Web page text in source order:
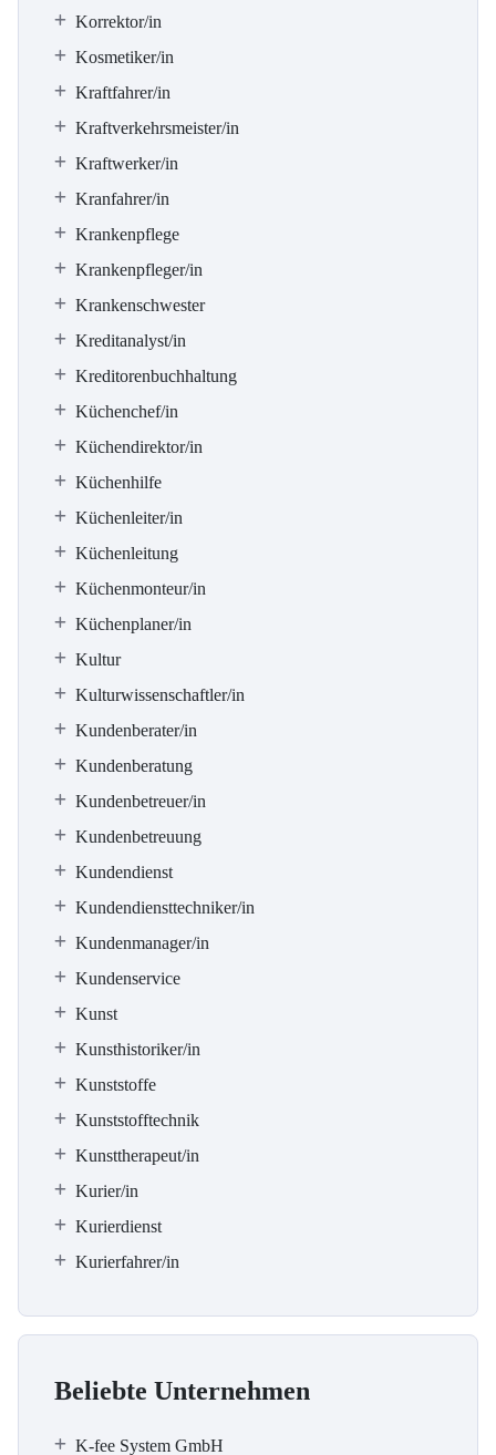
Korrektor/in
Kosmetiker/in
Kraftfahrer/in
Kraftverkehrsmeister/in
Kraftwerker/in
Kranfahrer/in
Krankenpflege
Krankenpfleger/in
Krankenschwester
Kreditanalyst/in
Kreditorenbuchhaltung
Küchenchef/in
Küchendirektor/in
Küchenhilfe
Küchenleiter/in
Küchenleitung
Küchenmonteur/in
Küchenplaner/in
Kultur
Kulturwissenschaftler/in
Kundenberater/in
Kundenberatung
Kundenbetreuer/in
Kundenbetreuung
Kundendienst
Kundendiensttechniker/in
Kundenmanager/in
Kundenservice
Kunst
Kunsthistoriker/in
Kunststoffe
Kunststofftechnik
Kunsttherapeut/in
Kurier/in
Kurierdienst
Kurierfahrer/in
Beliebte Unternehmen
K-fee System GmbH